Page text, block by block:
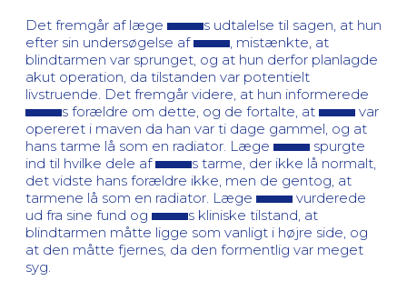
Det fremgår af læge
s udtalelse til sagen, at hun
efter sin undersøgelse af
, mistænkte, at
blindtarmen var sprunget, og at hun derfor planlagde
akut operation, da tilstanden var potentielt
livstruende. Det fremgår videre, at hun informerede
s forældre om dette, og de fortalte, at
var
opereret i maven da han var ti dage gammel, og at
hans tarme lå som en radiator. Læge
spurgte
ind til hvilke dele af
s tarme, der ikke lå normalt,
det vidste hans forældre ikke, men de gentog, at
tarmene lå som en radiator. Læge
vurderede
ud fra sine fund og
s kliniske tilstand, at
blindtarmen måtte ligge som vanligt i højre side, og
at den måtte fjernes, da den formentlig var meget
syg.